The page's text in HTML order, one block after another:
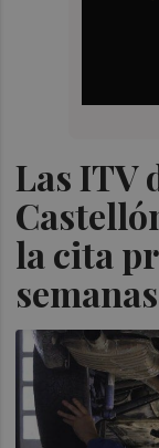
Las ITV
la cita